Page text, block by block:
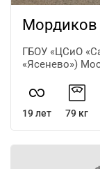
Мордиков
ГБОУ «ЦСиО
«Ясенево»)
19 лет 79 кг